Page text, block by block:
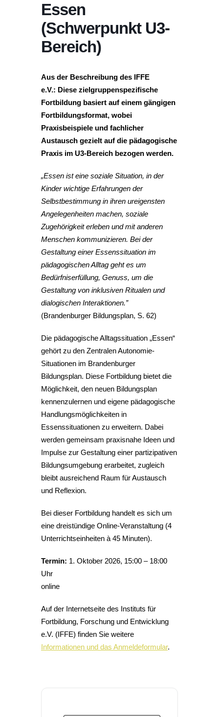
Essen
(Schwerpunkt U3-
Bereich)
Aus der Beschreibung des IFFE
e.V.: Diese zielgruppenspezifische
Fortbildung basiert auf einem gängigen
Fortbildungsformat, wobei
Praxisbeispiele und fachlicher
Austausch gezielt auf die pädagogische
Praxis im U3-Bereich bezogen werden.
„Essen ist eine soziale Situation, in der
Kinder wichtige Erfahrungen der
Selbstbestimmung in ihren ureigensten
Angelegenheiten machen, soziale
Zugehörigkeit erleben und mit anderen
Menschen kommunizieren. Bei der
Gestaltung einer Essenssituation im
pädagogischen Alltag geht es um
Bedürfniserfüllung, Genuss, um die
Gestaltung von inklusiven Ritualen und
dialogischen Interaktionen.”
(Brandenburger Bildungsplan, S. 62)
Die pädagogische Alltagssituation „Essen“
gehört zu den Zentralen Autonomie-
Situationen im Brandenburger
Bildungsplan. Diese Fortbildung bietet die
Möglichkeit, den neuen Bildungsplan
kennenzulernen und eigene pädagogische
Handlungsmöglichkeiten in
Essenssituationen zu erweitern. Dabei
werden gemeinsam praxisnahe Ideen und
Impulse zur Gestaltung einer partizipativen
Bildungsumgebung erarbeitet, zugleich
bleibt ausreichend Raum für Austausch
und Reflexion.
Bei dieser Fortbildung handelt es sich um
eine dreistündige Online-Veranstaltung (4
Unterrichtseinheiten à 45 Minuten).
Termin: 1. Oktober 2026, 15:00 – 18:00
Uhr
online
Auf der Internetseite des Instituts für
Fortbildung, Forschung und Entwicklung
e.V. (IFFE) finden Sie weitere
Informationen und das Anmeldeformular.